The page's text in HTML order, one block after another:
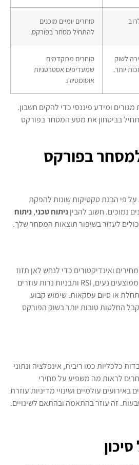
סוחרים יומיים מוכנים
להתחיל מסחר בפורקס.
לשוק
יותר.
סוחרים מתקדמים
שמעדיפים אסטרטגיות
אוטומטיות.
ומידע פיננסי כדי להקים חשבון.
בביטחון את מסע המסחר בפורקס
בפורקס
פי הבנת טקטיקות שונות להפקת
נמוכים. חשוב להביןניתוח טכני,ניתוח
לעזור בשיפור תוצאות המסחר שלך.
ואינדיקטורים כדי לנחש לאן תזוז
השוק לאחר מכן. כלים כמו ממוצעים נעים, RSI ותבניות נרות עוזרים
או סיום עסקאות. שימוש קבוע
החלטות טובות יותר בשוק הפורקס
כלכליות כמו ריבית, אינפלציה ונתוני
לראות מה משפיע על מחירי
עולמיים ושינויי מדיניות עוזרת
זה עוזר בהתאמה ובהתאם לשינויים.